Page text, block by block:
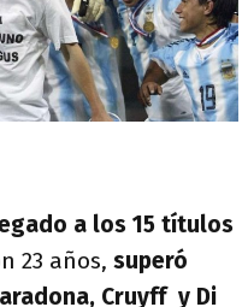
a los 15 títulos
23 años, superó
Cruyff y Di